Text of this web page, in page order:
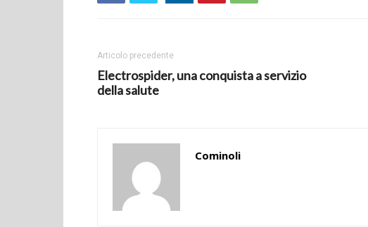
Articolo precedente
Electrospider, una conquista a servizio
della salute
Cominoli